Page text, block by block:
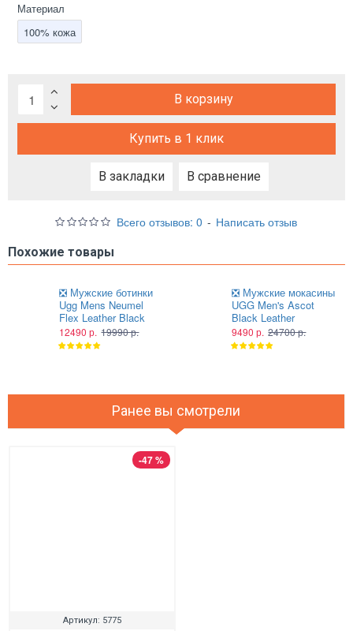
Всего отзывов: 0 - Написать отзыв
Материал
100% кожа
В корзину
Купить в 1 клик
В закладки В сравнение
Похожие товары
❎ Мужские ботинки
Ugg Mens Neumel
Flex Leather Black
12490 р. 19990 р.
❎ Мужские мокасины
UGG Men's Ascot
Black Leather
9490 р. 24700 р.
Ранее вы смотрели
-47 %
Артикул: 5775